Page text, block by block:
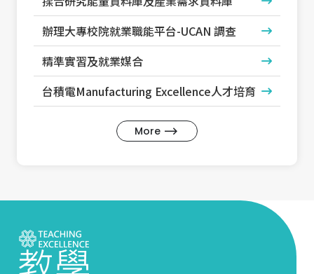
辦理大專校院就業職能平台-UCAN 調查
精準實習及就業媒合
台積電Manufacturing Excellence人才培育
More